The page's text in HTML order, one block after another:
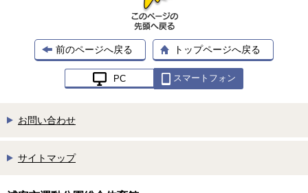
前のページへ戻る トップページへ戻る
PC スマートフォン
お問い合わせ
サイトマップ